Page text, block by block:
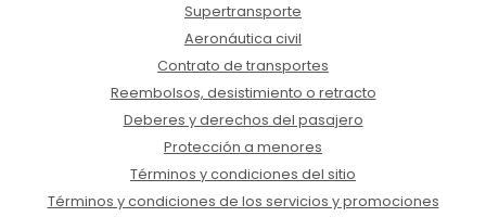
Supertransporte
Aeronáutica civil
Contrato de transportes
Reembolsos, desistimiento o retracto
Deberes y derechos del pasajero
Protección a menores
Términos y condiciones del sitio
Términos y condiciones de los servicios y promociones